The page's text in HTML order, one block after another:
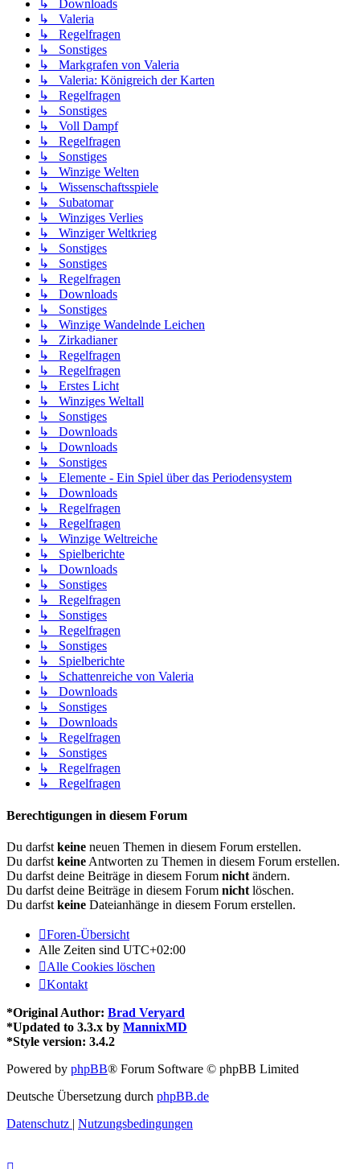
↳ Downloads
↳ Valeria
↳ Regelfragen
↳ Sonstiges
↳ Markgrafen von Valeria
↳ Valeria: Königreich der Karten
↳ Regelfragen
↳ Sonstiges
↳ Voll Dampf
↳ Regelfragen
↳ Sonstiges
↳ Winzige Welten
↳ Wissenschaftsspiele
↳ Subatomar
↳ Winziges Verlies
↳ Winziger Weltkrieg
↳ Sonstiges
↳ Sonstiges
↳ Regelfragen
↳ Downloads
↳ Sonstiges
↳ Winzige Wandelnde Leichen
↳ Zirkadianer
↳ Regelfragen
↳ Regelfragen
↳ Erstes Licht
↳ Winziges Weltall
↳ Sonstiges
↳ Downloads
↳ Downloads
↳ Sonstiges
↳ Elemente - Ein Spiel über das Periodensystem
↳ Downloads
↳ Regelfragen
↳ Regelfragen
↳ Winzige Weltreiche
↳ Spielberichte
↳ Downloads
↳ Sonstiges
↳ Regelfragen
↳ Sonstiges
↳ Regelfragen
↳ Sonstiges
↳ Spielberichte
↳ Schattenreiche von Valeria
↳ Downloads
↳ Sonstiges
↳ Downloads
↳ Regelfragen
↳ Sonstiges
↳ Regelfragen
↳ Regelfragen
Berechtigungen in diesem Forum
Du darfst keine neuen Themen in diesem Forum erstellen.
Du darfst keine Antworten zu Themen in diesem Forum erstellen.
Du darfst deine Beiträge in diesem Forum nicht ändern.
Du darfst deine Beiträge in diesem Forum nicht löschen.
Du darfst keine Dateianhänge in diesem Forum erstellen.
Foren-Übersicht
Alle Zeiten sind UTC+02:00
Alle Cookies löschen
Kontakt
*Original Author: Brad Veryard
*Updated to 3.3.x by MannixMD
*Style version: 3.4.2
Powered by phpBB® Forum Software © phpBB Limited
Deutsche Übersetzung durch phpBB.de
Datenschutz | Nutzungsbedingungen